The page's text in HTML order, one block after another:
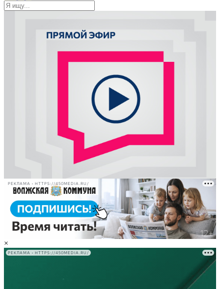
РЕКЛАМА • HTTPS://450MEDIA.RU/
×
РЕКЛАМА • HTTPS://450MEDIA.RU/